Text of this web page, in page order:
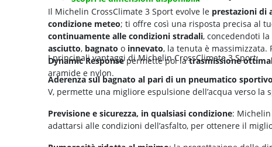
Il Michelin CrossClimate 3 Sport evolve le prestazioni di
condizione meteo; ti offre così una risposta precisa al
continuamente alle condizioni stradali, concedendoti
asciutto, bagnato o innevato, la tenuta è
Dynamic Responsepermette poi latrasmissione
aramide e nylon.
I principali vantaggi di Michelin CrossClimate 3 Sport:
Aderenza sul bagnato al pari di un pneumatico
V, permette una migliore espulsione dell’acqua verso
Previsione e sicurezza, in qualsiasi condizione: Michelin
adattarsi alle condizioni dell’asfalto, per ottenere il